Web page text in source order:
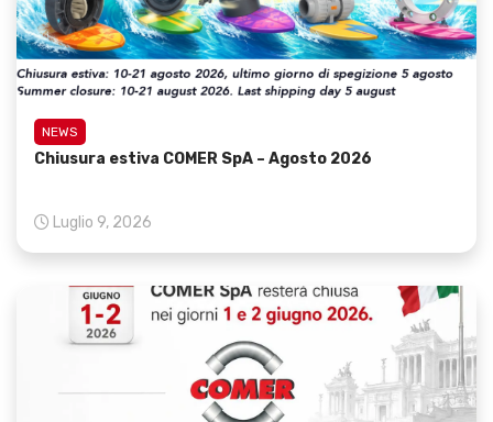
NEWS
Chiusura estiva COMER SpA – Agosto 2026
Luglio 9, 2026